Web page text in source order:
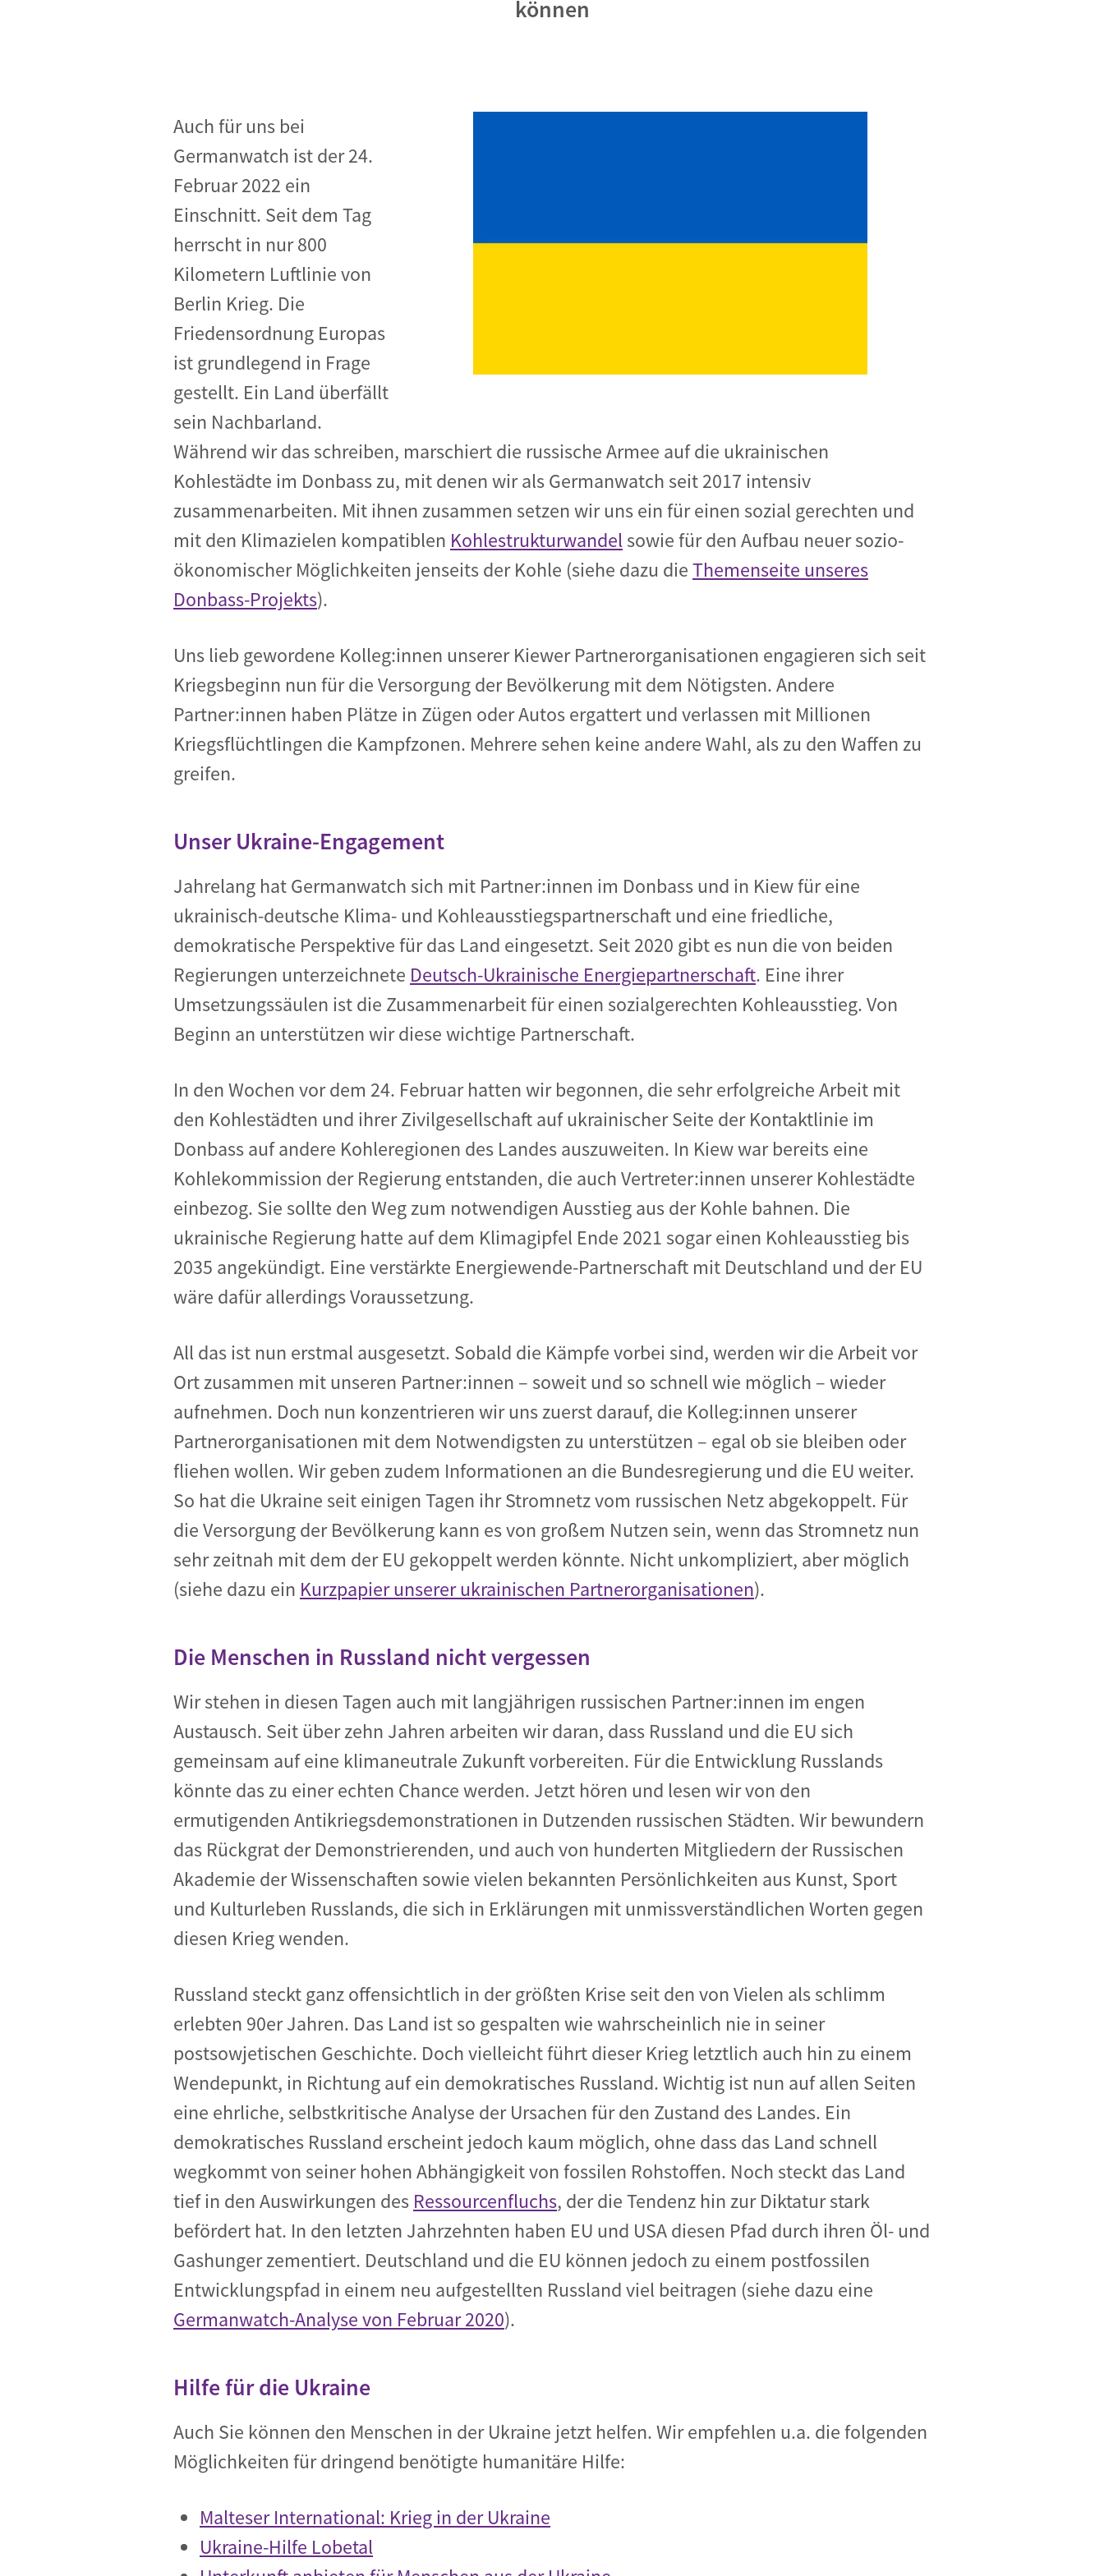
Ressourcen & Kreislaufwirtschaft
können
Auch für uns bei
Germanwatch ist der 24.
Februar 2022 ein
Einschnitt. Seit dem Tag
herrscht in nur 800
Kilometern Luftlinie von
Berlin Krieg. Die
Friedensordnung Europas
ist grundlegend in Frage
gestellt. Ein Land überfällt
sein Nachbarland.
Während wir das schreiben, marschiert die russische Armee auf die ukrainischen
Kohlestädte im Donbass zu, mit denen wir als Germanwatch seit 2017 intensiv
zusammenarbeiten. Mit ihnen zusammen setzen wir uns ein für einen sozial gerechten und
mit den Klimazielen kompatiblen Kohlestrukturwandel sowie für den Aufbau neuer sozio-
ökonomischer Möglichkeiten jenseits der Kohle (siehe dazu dieThemenseite unseres
Donbass-Projekts).
Uns lieb gewordene Kolleg:innen unserer Kiewer Partnerorganisationen engagieren sich seit
Kriegsbeginn nun für die Versorgung der Bevölkerung mit dem Nötigsten. Andere
Partner:innen haben Plätze in Zügen oder Autos ergattert und verlassen mit Millionen
Kriegsflüchtlingen die Kampfzonen. Mehrere sehen keine andere Wahl, als zu den Waffen zu
greifen.
Unser Ukraine-Engagement
Jahrelang hat Germanwatch sich mit Partner:innen im Donbass und in Kiew für eine
ukrainisch-deutsche Klima- und Kohleausstiegspartnerschaft und eine friedliche,
demokratische Perspektive für das Land eingesetzt. Seit 2020 gibt es nun die von beiden
Regierungen unterzeichnete Deutsch-Ukrainische Energiepartnerschaft. Eine ihrer
Umsetzungssäulen ist die Zusammenarbeit für einen sozialgerechten Kohleausstieg. Von
Beginn an unterstützen wir diese wichtige Partnerschaft.
In den Wochen vor dem 24. Februar hatten wir begonnen, die sehr erfolgreiche Arbeit mit
den Kohlestädten und ihrer Zivilgesellschaft auf ukrainischer Seite der Kontaktlinie im
Donbass auf andere Kohleregionen des Landes auszuweiten. In Kiew war bereits eine
Kohlekommission der Regierung entstanden, die auch Vertreter:innen unserer Kohlestädte
einbezog. Sie sollte den Weg zum notwendigen Ausstieg aus der Kohle bahnen. Die
ukrainische Regierung hatte auf dem Klimagipfel Ende 2021 sogar einen Kohleausstieg bis
2035 angekündigt. Eine verstärkte Energiewende-Partnerschaft mit Deutschland und der EU
wäre dafür allerdings Voraussetzung.
All das ist nun erstmal ausgesetzt. Sobald die Kämpfe vorbei sind, werden wir die Arbeit vor
Ort zusammen mit unseren Partner:innen – soweit und so schnell wie möglich – wieder
aufnehmen. Doch nun konzentrieren wir uns zuerst darauf, die Kolleg:innen unserer
Partnerorganisationen mit dem Notwendigsten zu unterstützen – egal ob sie bleiben oder
fliehen wollen. Wir geben zudem Informationen an die Bundesregierung und die EU weiter.
So hat die Ukraine seit einigen Tagen ihr Stromnetz vom russischen Netz abgekoppelt. Für
die Versorgung der Bevölkerung kann es von großem Nutzen sein, wenn das Stromnetz nun
sehr zeitnah mit dem der EU gekoppelt werden könnte. Nicht unkompliziert, aber möglich
(siehe dazu ein Kurzpapier unserer ukrainischen Partnerorganisationen).
Die Menschen in Russland nicht vergessen
Wir stehen in diesen Tagen auch mit langjährigen russischen Partner:innen im engen
Austausch. Seit über zehn Jahren arbeiten wir daran, dass Russland und die EU sich
gemeinsam auf eine klimaneutrale Zukunft vorbereiten. Für die Entwicklung Russlands
könnte das zu einer echten Chance werden. Jetzt hören und lesen wir von den
ermutigenden Antikriegsdemonstrationen in Dutzenden russischen Städten. Wir bewundern
das Rückgrat der Demonstrierenden, und auch von hunderten Mitgliedern der Russischen
Akademie der Wissenschaften sowie vielen bekannten Persönlichkeiten aus Kunst, Sport
und Kulturleben Russlands, die sich in Erklärungen mit unmissverständlichen Worten gegen
diesen Krieg wenden.
Russland steckt ganz offensichtlich in der größten Krise seit den von Vielen als schlimm
erlebten 90er Jahren. Das Land ist so gespalten wie wahrscheinlich nie in seiner
postsowjetischen Geschichte. Doch vielleicht führt dieser Krieg letztlich auch hin zu einem
Wendepunkt, in Richtung auf ein demokratisches Russland. Wichtig ist nun auf allen Seiten
eine ehrliche, selbstkritische Analyse der Ursachen für den Zustand des Landes. Ein
demokratisches Russland erscheint jedoch kaum möglich, ohne dass das Land schnell
wegkommt von seiner hohen Abhängigkeit von fossilen Rohstoffen. Noch steckt das Land
tief in den Auswirkungen des Ressourcenfluchs, der die Tendenz hin zur Diktatur stark
befördert hat. In den letzten Jahrzehnten haben EU und USA diesen Pfad durch ihren Öl- und
Gashunger zementiert. Deutschland und die EU können jedoch zu einem postfossilen
Entwicklungspfad in einem neu aufgestellten Russland viel beitragen (siehe dazu eine
Germanwatch-Analyse von Februar 2020).
Hilfe für die Ukraine
Auch Sie können den Menschen in der Ukraine jetzt helfen. Wir empfehlen u.a. die folgenden
Möglichkeiten für dringend benötigte humanitäre Hilfe:
Malteser International: Krieg in der Ukraine
Ukraine-Hilfe Lobetal